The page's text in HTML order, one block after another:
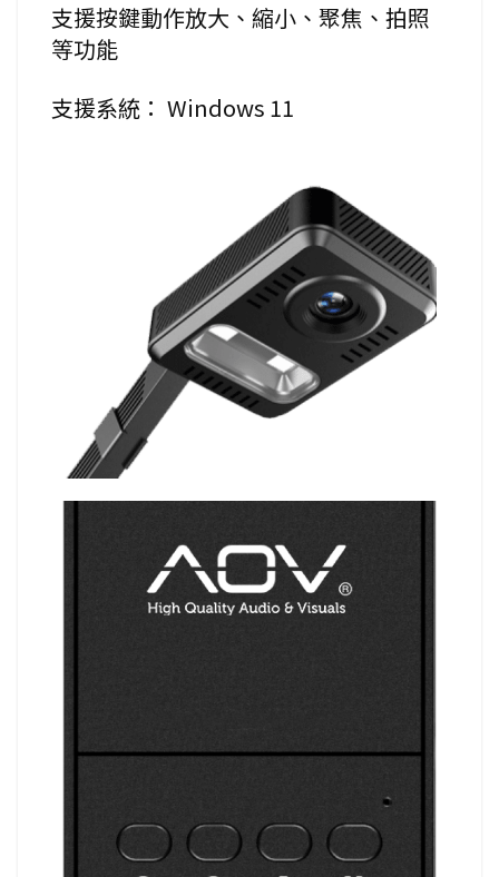
支援按鍵動作放大、縮小、聚焦、拍照
等功能
支援系統： Windows 11